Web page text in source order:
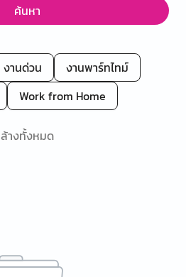
ค้นหา
งานด่วน
งานพาร์ทไทม์
Work from Home
ล้างทั้งหมด